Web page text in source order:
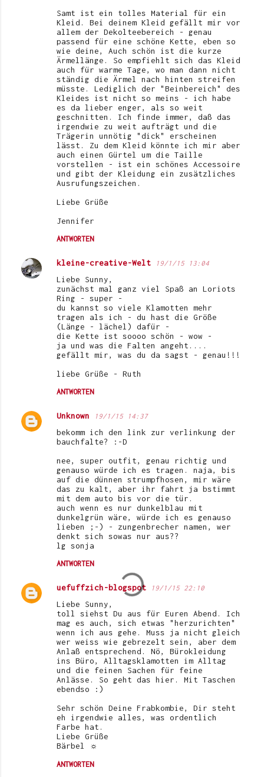
Samt ist ein tolles Material für ein
Kleid. Bei deinem Kleid gefällt mir vor
allem der Dekolteebereich - genau
passend für eine schöne Kette, eben so
wie deine, Auch schön ist die kurze
Ärmellänge. So empfiehlt sich das Kleid
auch für warme Tage, wo man dann nicht
ständig die Ärmel nach hinten streifen
müsste. Lediglich der "Beinbereich" des
Kleides ist nicht so meins - ich habe
es da lieber enger, als so weit
geschnitten. Ich finde immer, daß das
irgendwie zu weit aufträgt und die
Trägerin unnötig "dick" erscheinen
lässt. Zu dem Kleid könnte ich mir aber
auch einen Gürtel um die Taille
vorstellen - ist ein schönes Accessoire
und gibt der Kleidung ein zusätzliches
Ausrufungszeichen.
Liebe Grüße
Jennifer
ANTWORTEN
kleine-creative-Welt 19/1/15 13:04
Liebe Sunny,
zunächst mal ganz viel Spaß an Loriots
Ring - super -
du kannst so viele Klamotten mehr
tragen als ich - du hast die Größe
(Länge - lächel) dafür -
die Kette ist soooo schön - wow -
ja und was die Falten angeht....
gefällt mir, was du da sagst - genau!!!
liebe Grüße - Ruth
ANTWORTEN
Unknown 19/1/15 14:37
bekomm ich den link zur verlinkung der
bauchfalte? :-D
nee, super outfit, genau richtig und
genauso würde ich es tragen. naja, bis
auf die dünnen strumpfhosen, mir wäre
das zu kalt, aber ihr fahrt ja bstimmt
mit dem auto bis vor die tür.
auch wenn es nur dunkelblau mit
dunkelgrün wäre, würde ich es genauso
lieben ;-) - zungenbrecher namen, wer
denkt sich sowas nur aus??
lg sonja
ANTWORTEN
uefuffzich-blogspot 19/1/15 22:10
Liebe Sunny,
toll siehst Du aus für Euren Abend. Ich
mag es auch, sich etwas "herzurichten"
wenn ich aus gehe. Muss ja nicht gleich
wer weiss wie gebrezelt sein, aber dem
Anlaß entsprechend. Nö, Bürokleidung
ins Büro, Alltagsklamotten im Alltag
und die feinen Sachen für feine
Anlässe. So geht das hier. Mit Taschen
ebendso :)
Sehr schön Deine Frabkombie, Dir steht
eh irgendwie alles, was ordentlich
Farbe hat.
Liebe Grüße
Bärbel ☼
ANTWORTEN